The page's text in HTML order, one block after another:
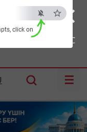
×
ESC
click on
Шымкент:31°C
☰